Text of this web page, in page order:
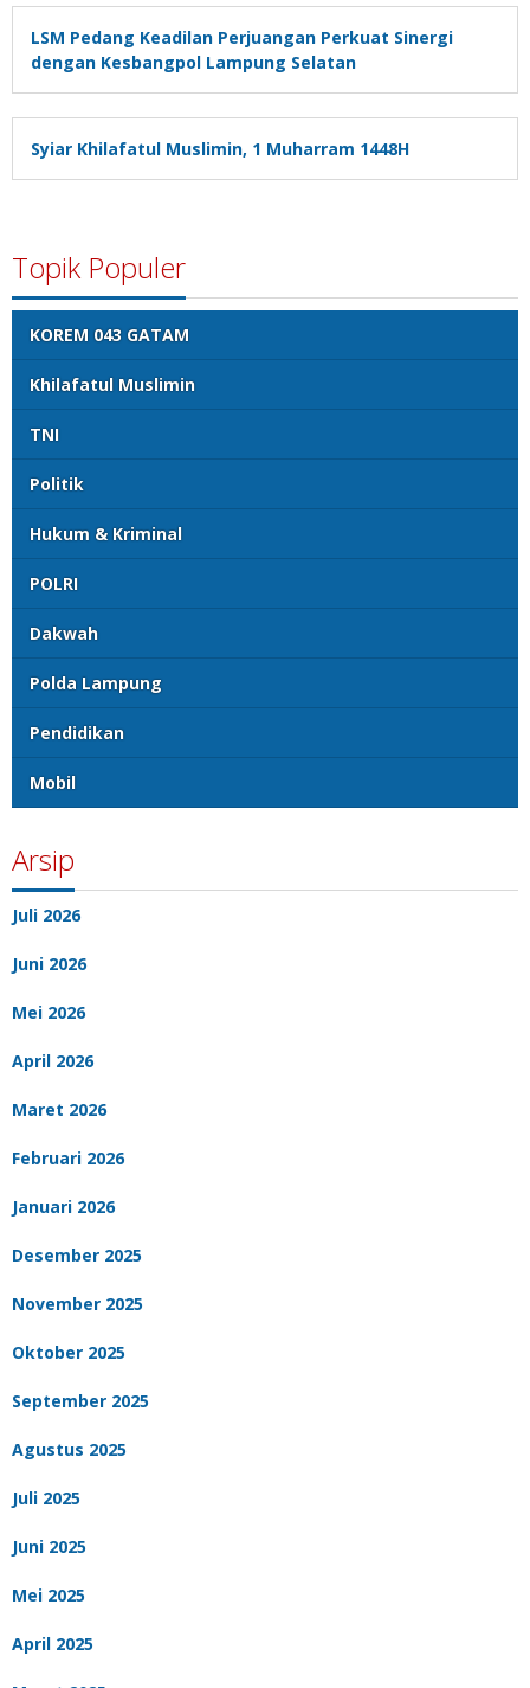
LSM Pedang Keadilan Perjuangan Perkuat Sinergi
dengan Kesbangpol Lampung Selatan
Syiar Khilafatul Muslimin, 1 Muharram 1448H
Topik Populer
KOREM 043 GATAM
Khilafatul Muslimin
TNI
Politik
Hukum & Kriminal
POLRI
Dakwah
Polda Lampung
Pendidikan
Mobil
Arsip
Juli 2026
Juni 2026
Mei 2026
April 2026
Maret 2026
Februari 2026
Januari 2026
Desember 2025
November 2025
Oktober 2025
September 2025
Agustus 2025
Juli 2025
Juni 2025
Mei 2025
April 2025